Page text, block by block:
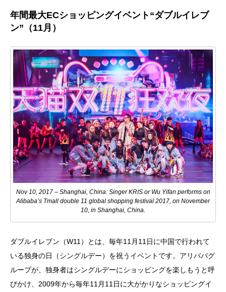
年間最大ECショッピングイベント“ダブルイレブ
ン”（11月）
Nov 10, 2017 – Shanghai, China: Singer KRIS or Wu Yifan performs on
Alibaba’s Tmall double 11 global shopping festival 2017, on November
10, in Shanghai, China.
ダブルイレブン（W11）とは、毎年11月11日に中国で行われて
いる独身の日（シングルデー）を祝うイベントです。アリババグ
ループが、独身者はシングルデーにショッピングを楽しもうと呼
びかけ、2009年から毎年11月11日に大がかりなショッピングイ